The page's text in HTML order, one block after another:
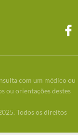
com um médico ou
ou orientações destes
Todos os direitos